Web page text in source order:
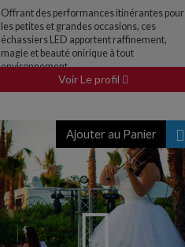
Offrant des performances itinérantes pour
les petites et grandes occasions, ces
échassiers LED apportent raffinement,
magie et beauté onirique à tout
environnement
Voir Le profil
Ajouter au Panier